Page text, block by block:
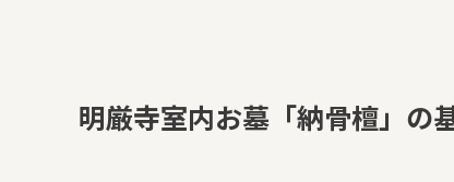
明厳寺室内お墓「納骨檀」の